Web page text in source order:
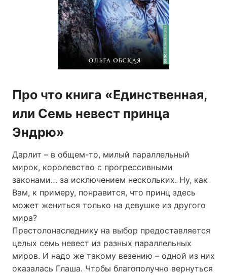
Про что книга «Единственная,
или Семь невест принца
Эндрю»
Дарлит – в общем-то, милый параллельный
мирок, королевство с прогрессивными
законами… за исключением нескольких. Ну, как
Вам, к примеру, понравится, что принц здесь
может жениться только на девушке из другого
мира?
Престолонаследнику на выбор предоставляется
целых семь невест из разных параллельных
миров. И надо же такому везению – одной из них
оказалась Глаша. Чтобы благополучно вернуться